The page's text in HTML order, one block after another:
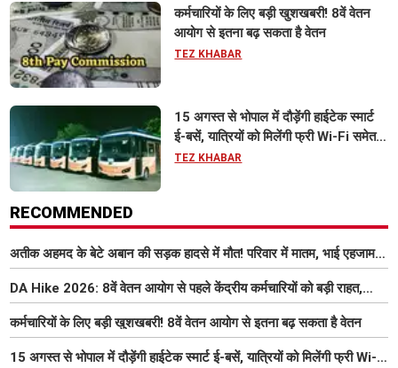
कर्मचारियों के लिए बड़ी खुशखबरी! 8वें वेतन
आयोग से इतना बढ़ सकता है वेतन
TEZ KHABAR
15 अगस्त से भोपाल में दौड़ेंगी हाईटेक स्मार्ट
ई-बसें, यात्रियों को मिलेंगी फ्री Wi-Fi समेत
आधुनिक सुविधा
TEZ KHABAR
RECOMMENDED
अतीक अहमद के बेटे अबान की सड़क हादसे में मौत! परिवार में मातम, भाई एहजाम ने
क्या कहा? जानिए पूरा मामला
DA Hike 2026: 8वें वेतन आयोग से पहले केंद्रीय कर्मचारियों को बड़ी राहत,
महंगाई भत्ता 63% होने की संभावना
कर्मचारियों के लिए बड़ी खुशखबरी! 8वें वेतन आयोग से इतना बढ़ सकता है वेतन
15 अगस्त से भोपाल में दौड़ेंगी हाईटेक स्मार्ट ई-बसें, यात्रियों को मिलेंगी फ्री Wi-